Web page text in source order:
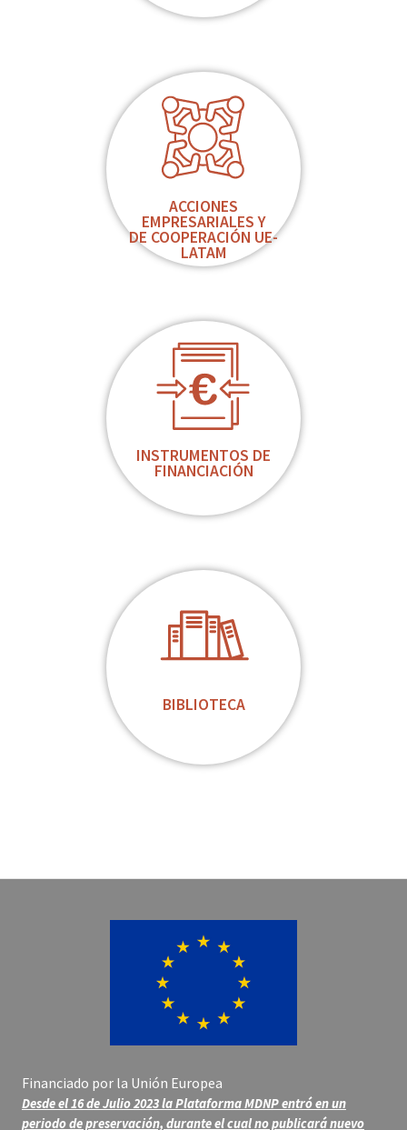
ACCIONES
EMPRESARIALES Y
DE COOPERACIÓN UE-
LATAM
INSTRUMENTOS DE
FINANCIACIÓN
BIBLIOTECA
Financiado por la Unión Europea
Desde el 16 de Julio 2023 la Plataforma MDNP entró en un
periodo de preservación, durante el cual no publicará nuevo